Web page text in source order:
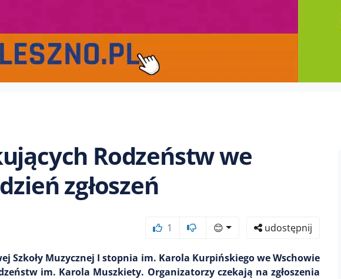
Rodzeństw we
zgłoszeń
1 😊 udostępnij
Szkoły Muzycznej I stopnia im. Karola Kurpińskiego we Wschowie
im. Karola Muszkiety. Organizatorzy czekają na zgłoszenia